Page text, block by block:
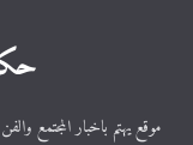
موقع يهتم باخبار المجتمع